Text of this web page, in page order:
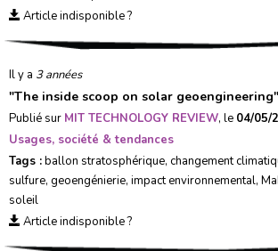
Article indisponible ?
Il y a 3 années
"The inside scoop on solar geoengineering"
Publié sur MIT TECHNOLOGY REVIEW, le 04/05/
Usages, société & tendances
Tags :ballon stratosphérique, changement
sulfure, geoengénierie, impact environnemental,
soleil
Article indisponible ?